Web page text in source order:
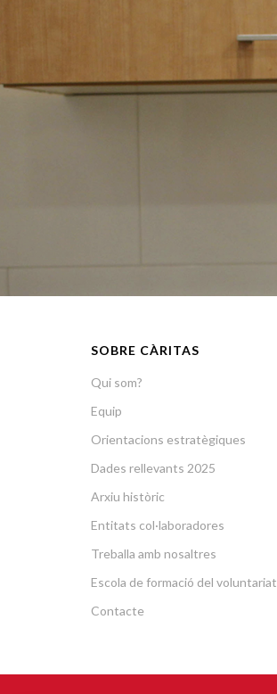
SOBRE CÀRITAS
Qui som?
Equip
Orientacions estratègiques
Dades rellevants 2025
Arxiu històric
Entitats col·laboradores
Treballa amb nosaltres
Escola de formació del voluntariat
Contacte